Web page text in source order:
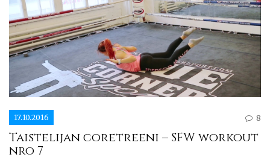
17.10.2016 8
Taistelijan coretreeni – SFW workout
nro 7